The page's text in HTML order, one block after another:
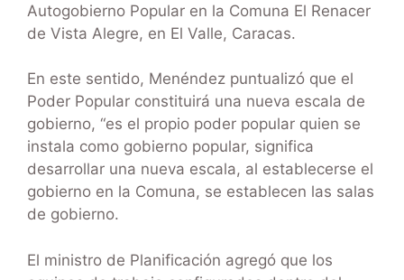
Autogobierno Popular en la Comuna El Renacer
de Vista Alegre, en El Valle, Caracas.
En este sentido, Menéndez puntualizó que el
Poder Popular constituirá una nueva escala de
gobierno, “es el propio poder popular quien se
instala como gobierno popular, significa
desarrollar una nueva escala, al establecerse el
gobierno en la Comuna, se establecen las salas
de gobierno.
El ministro de Planificación agregó que los